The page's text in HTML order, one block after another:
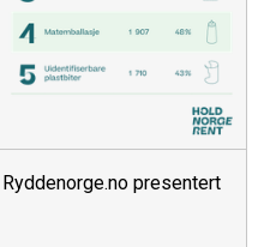
presentert